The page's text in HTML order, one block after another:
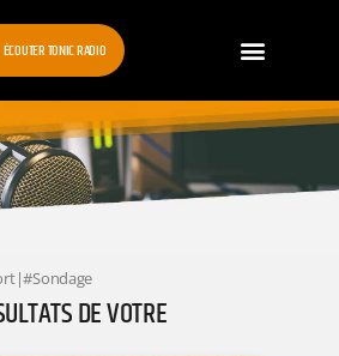
ÉCOUTER TONIC RADIO
RESULTATS
DE VOTRE